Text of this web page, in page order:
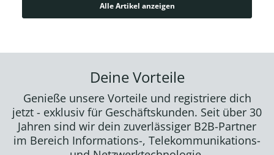
Alle Artikel anzeigen
Deine Vorteile
Genieße unsere Vorteile und registriere dich
jetzt - exklusiv für Geschäftskunden. Seit über 30
Jahren sind wir dein zuverlässiger B2B-Partner
im Bereich Informations-, Telekommunikations-